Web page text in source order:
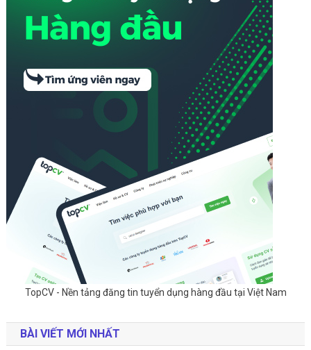
TopCV - Nền tảng đăng tin tuyển dụng hàng đầu tại Việt Nam
BÀI VIẾT MỚI NHẤT